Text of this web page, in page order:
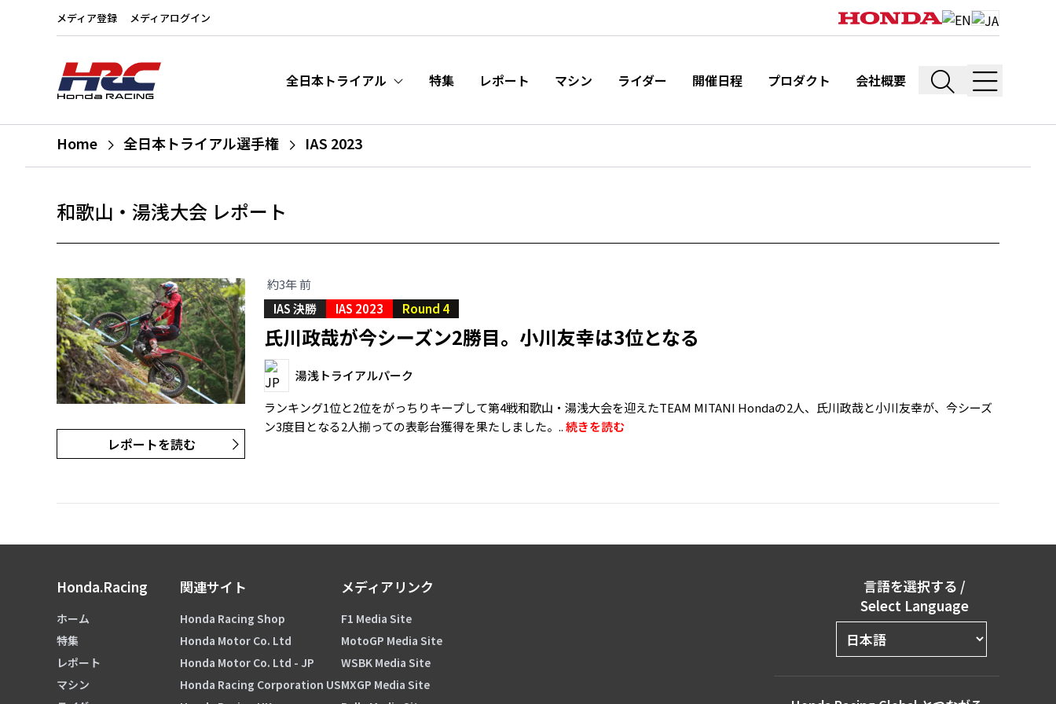
メディア登録 メディアログイン
全日本トライアル 特集 レポート マシン ライダー 開催日程 プロダクト 会社概要
Home 全日本トライアル選手権 IAS 2023
和歌山・湯浅大会 レポート
レポートを読む
約3年 前
IAS 決勝
IAS 2023 Round 4
氏川政哉が今シーズン2勝目。小川友幸は3位となる
湯浅トライアルパーク
ランキング1位と2位をがっちりキープして第4戦和歌山・湯浅大会を迎えたTEAM MITANI Hondaの2人、氏川政哉と小川友幸が、今シーズ
ン3度目となる2人揃っての表彰台獲得を果たしました。..続きを読む
Honda.Racing
ホーム
特集
レポート
マシン
関連サイト
Honda Racing Shop
Honda Motor Co. Ltd
Honda Motor Co. Ltd - JP
Honda Racing Corporation US
メディアリンク
F1 Media Site
MotoGP Media Site
WSBK Media Site
MXGP Media Site
言語を選択する /
Select Language